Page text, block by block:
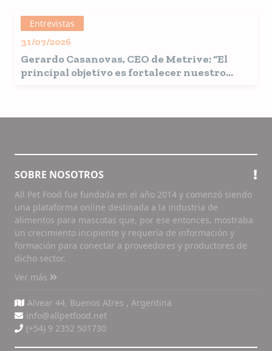
Entrevistas
31/07/2026
Gerardo Casanovas, CEO de Metrive: “El
principal objetivo es fortalecer nuestro
SOBRE NOSOTROS
All Pet Food fue fundada en el año 2014 y comenzó siendo
una plataforma online destinada a la industria de
alimentos para mascotas que, por ese entonces, mostraba
un crecimiento incipiente y requería de información y
formación para conectar a proveedores y productores de
dicho sector.
Ver más
Alvear 44, Buenos AIres , Argentina
info@allpetfood.net
(+54) 9 2352 501730